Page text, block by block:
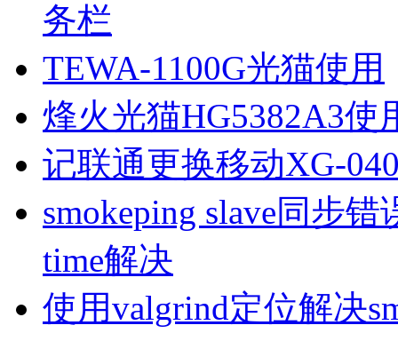
务栏
TEWA-1100G光猫使用
烽火光猫HG5382A3使
记联通更换移动XG-
smokeping slave同步错
time解决
使用valgrind定位解决